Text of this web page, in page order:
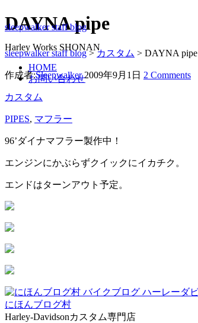
sleepwalker staff blog
Harley Works SHONAN
HOME
お問い合わせ
DAYNA pipe
sleepwalker staff blog> カスタム > DAYNA pipe
作成者:Sleepwalker 2009年9月1日 2 Comments
カスタム
PIPES, マフラー
96’ダイナマフラー製作中！
エンジンにかぶらずクイックにイカチク。
エンドはターンアウト予定。
にほんブログ村
Harley-Davidsonカスタム専門店